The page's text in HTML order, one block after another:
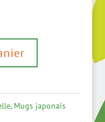
, Mugs japonais